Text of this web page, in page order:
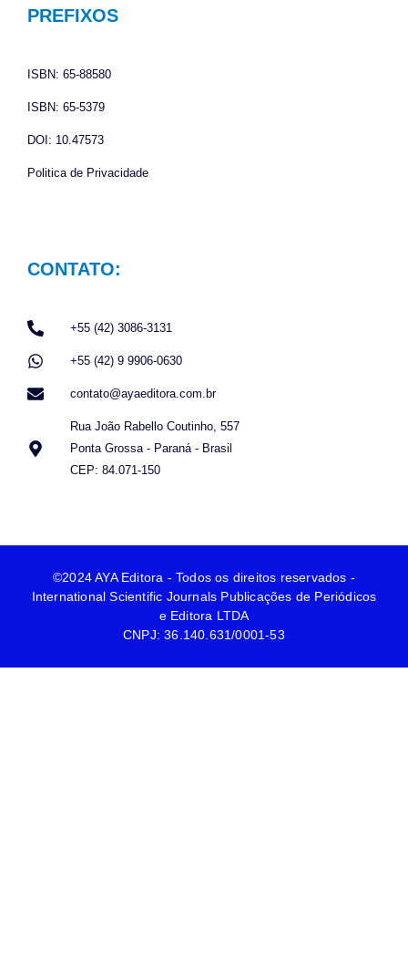
o
k
g
a
m
PREFIXOS
ISBN: 65-88580
ISBN: 65-5379
DOI: 10.47573
Politica de Privacidade
CONTATO:
+55 (42) 3086-3131
+55 (42) 9 9906-0630
contato@ayaeditora.com.br
Rua João Rabello Coutinho, 557
Ponta Grossa - Paraná - Brasil
CEP: 84.071-150
©2024 AYA Editora - Todos os direitos reservados -
International Scientific Journals Publicações de Periódicos
e Editora LTDA
CNPJ: 36.140.631/0001-53